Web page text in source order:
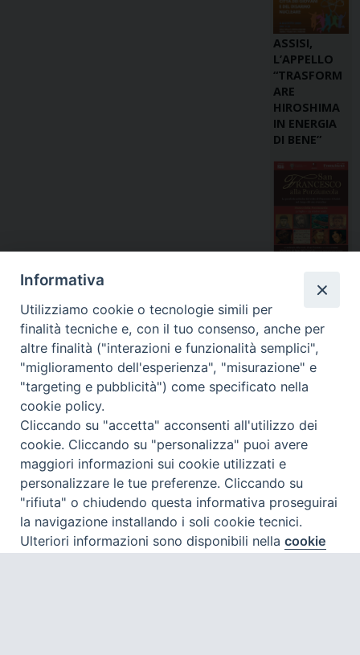
ASSISI,
L’APPELLO
“TRASFORM
ARE
HIROSHIMA
IN ENERGIA
DI BENE”
ALLESTIMEN
“SAN
FRANCESCO
ALLA
PORZIUNCO
LA”
Preferenze Cookie
Informativa
Utilizziamo cookie o tecnologie simili per
finalità tecniche e, con il tuo consenso, anche per
altre finalità ("interazioni e funzionalità semplici",
"miglioramento dell'esperienza", "misurazione" e
"targeting e pubblicità") come specificato nella
cookie policy.
Cliccando su "accetta" acconsenti all'utilizzo dei
cookie. Cliccando su "personalizza" puoi avere
maggiori informazioni sui cookie utilizzati e
personalizzare le tue preferenze. Cliccando su
"rifiuta" o chiudendo questa informativa proseguirai
la navigazione installando i soli cookie tecnici.
Ulteriori informazioni sono disponibili nellacookie